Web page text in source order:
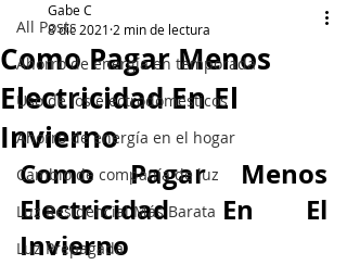
All Posts
Ahorro de energía en temporada
Uso de los electrodomésticos
Ahorro de energía en el hogar
Cambio de compañía de luz
Luz Residencial Más Barata
Luz Prepagada
Como Pagar Menos
Electricidad En El
Invierno
Gabe C
8 dic 2021 2 min de lectura
Como Pagar Menos
Electricidad En El
Invierno